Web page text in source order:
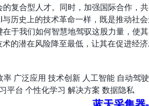
的复合型人才。同时，加强国际合作，
与历史上的技术革命一样，既是推动社
在于我们如何智慧地驾驭这股力量，使
术的潜在风险降至最低，让其在促进经
率 广泛应用 技术创新 人工智能 自动驾驶
平台 个性化学习 解决方案 数据隐私